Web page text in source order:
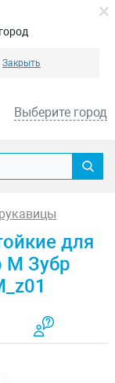
Закрыть
Выберите город
для
M Зубр